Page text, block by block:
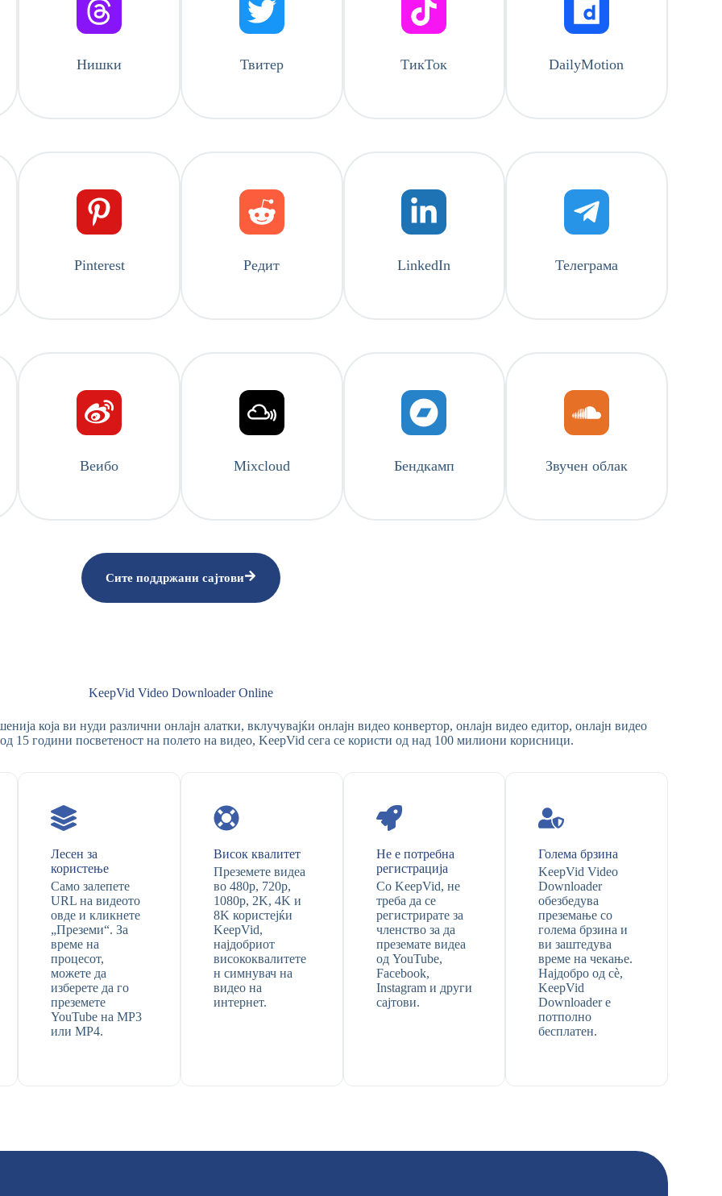
Нишки Твитер ТикТок DailyMotion
Pinterest Редит LinkedIn Телеграма
Веибо Mixcloud Бендкамп Звучен облак
Сите поддржани сајтови
KeepVid Video Downloader Online
која ви нуди различни онлајн алатки, вклучувајќи онлајн видео конвертор, онлајн видео едитор, онлајн видео
15 години посветеност на полето на видео, KeepVid сега се користи од над 100 милиони корисници.
Лесен за
користење
Само залепете
URL на видеото
овде и кликнете
„Преземи“. За
време на
процесот,
можете да
изберете да го
преземете
YouTube на MP3
или MP4.
Висок квалитет
Преземете видеа
во 480p, 720p,
1080p, 2K, 4K и
8K користејќи
KeepVid,
најдобриот
висококвалитете
н симнувач на
видео на
интернет.
Не е потребна
регистрација
Со KeepVid, не
треба да се
регистрирате за
членство за да
преземате видеа
од YouTube,
Facebook,
Instagram и други
сајтови.
Голема брзина
KeepVid Video
Downloader
обезбедува
преземање со
голема брзина и
ви заштедува
време на чекање.
Најдобро од сè,
KeepVid
Downloader е
потполно
бесплатен.